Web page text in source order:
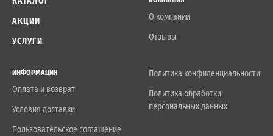
АКЦИИ
УСЛУГИ
О компании
Отзывы
ИНФОРМАЦИЯ
Оплата и возврат
Условия доставки
Пользовательское соглашение
Политика конфиденциальности
Политика обработки
персональных данных